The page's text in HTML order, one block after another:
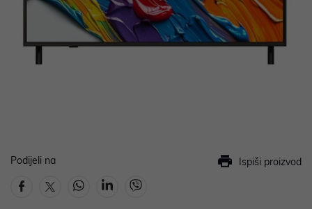
Podijeli na Ispiši proizvod